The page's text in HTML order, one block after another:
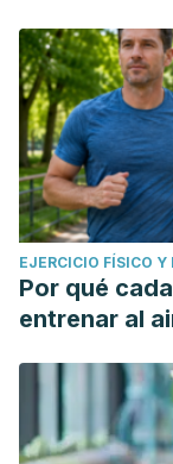
EJERCICIO FÍSICO Y
Por qué
entrenar al